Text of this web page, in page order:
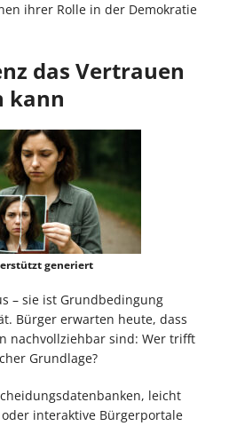
ihrer Rolle in der Demokratie
das Vertrauen
kann
generiert
– sie ist Grundbedingung
Bürger erwarten heute, dass
nachvollziehbar sind: Wer trifft
Grundlage?
leicht
interaktive Bürgerportale